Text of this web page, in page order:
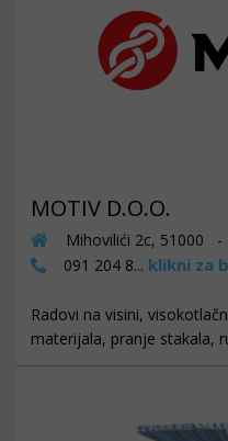
MOTIV D.O.O.
Mihovilići 2c, 51000
091 204 8... klikni za
Radovi na visini,
materijala, pranje stakala,